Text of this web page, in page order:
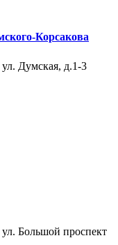
Корсакова
Думская, д.1-3
Большой проспект